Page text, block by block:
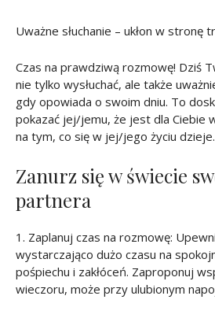
Uważne słuchanie – ukłon w stronę
Czas na prawdziwą rozmowę! Dziś
nie tylko wysłuchać, ale także
gdy opowiada o swoim dniu. To
pokazać jej/jemu, że jest dla Ciebie
na tym, co się w jej/jego życiu dzieje.
Zanurz się w świecie
partnera
1. Zaplanuj czas na rozmowę:
wystarczająco dużo czasu na
pośpiechu i zakłóceń. Zaproponuj
wieczoru, może przy ulubionym